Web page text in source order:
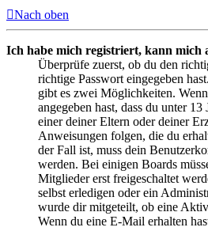
Nach oben
Ich habe mich registriert, kann mich
Überprüfe zuerst, ob du den
richtige Passwort eingegeben
gibt es zwei Möglichkeiten. Wenn
angegeben hast, dass du unter
einer deiner Eltern oder deiner
Anweisungen folgen, die du
der Fall ist, muss dein
werden. Bei einigen Boards
Mitglieder erst freigeschaltet
selbst erledigen oder ein
wurde dir mitgeteilt, ob eine
Wenn du eine E-Mail erhalten